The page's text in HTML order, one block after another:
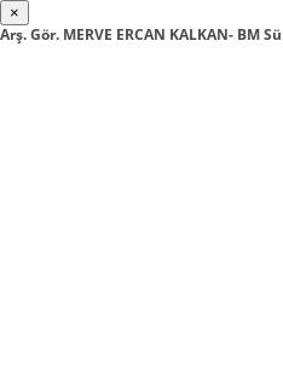
×
Arş. Gör. MERVE ERCAN KALKAN- BM